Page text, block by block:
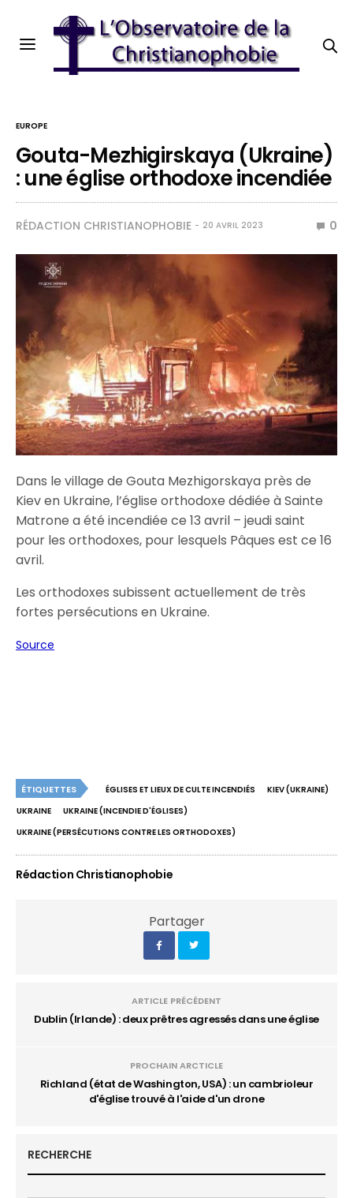
EUROPE
Gouta-Mezhigirskaya (Ukraine)
: une église orthodoxe incendiée
RÉDACTION CHRISTIANOPHOBIE 20 AVRIL 2023 0
Dans le village de Gouta Mezhigorskaya près de
Kiev en Ukraine, l’église orthodoxe dédiée à Sainte
Matrone a été incendiée ce 13 avril – jeudi saint
pour les orthodoxes, pour lesquels Pâques est ce 16
avril.
Les orthodoxes subissent actuellement de très
fortes persécutions en Ukraine.
Source
ÉTIQUETTES ÉGLISES ET LIEUX DE CULTE INCENDIÉS
KIEV (UKRAINE)
UKRAINE
UKRAINE (INCENDIE D'ÉGLISES)
UKRAINE (PERSÉCUTIONS CONTRE LES ORTHODOXES)
Rédaction Christianophobie
Partager
ARTICLE PRÉCÉDENT
Dublin (Irlande) : deux prêtres agressés dans une église
PROCHAIN ARCTICLE
Richland (état de Washington, USA) : un cambrioleur
d'église trouvé à l'aide d'un drone
RECHERCHE